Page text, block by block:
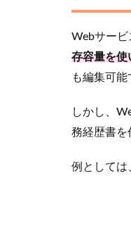
Webサービ
存容量を使
も編集可能
しかし、
務経歴書を
例としては